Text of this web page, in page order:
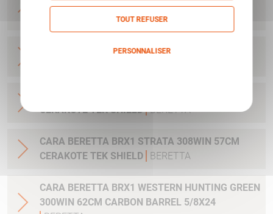
ORANGE/BLACK 300WIN 57CM ORGANE DE
CARA BERETTA BRX1 STRATA 300WIN 62CM
CERAKOTE TEK SHIELD BERETTA
CARA BERETTA BRX1 STRATA 308WIN 57CM
CERAKOTE TEK SHIELD
BERETTA
CARA BERETTA BRX1 WESTERN HUNTING GREEN
300WIN 62CM CARBON BARREL 5/8X24
TOUT REFUSER
PERSONNALISER